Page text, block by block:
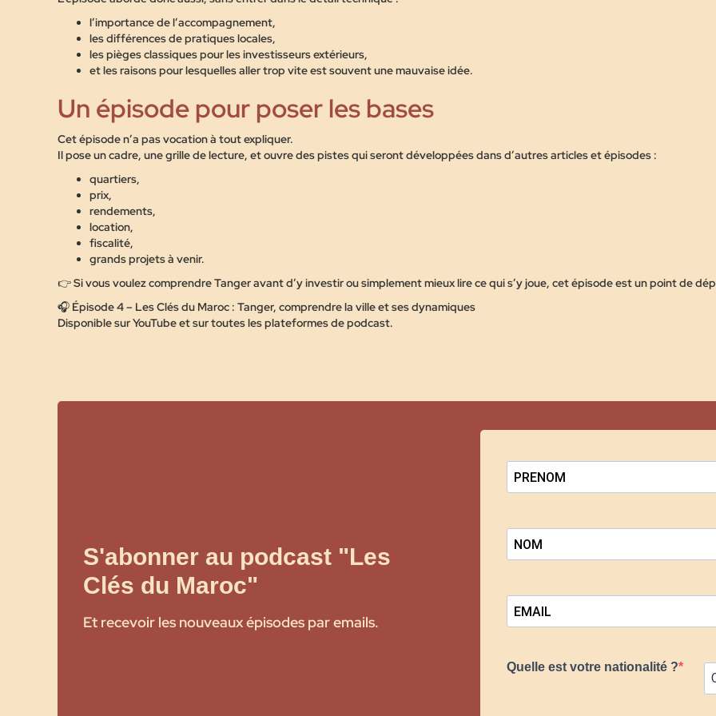
l’importance de l’accompagnement,
les différences de pratiques locales,
les pièges classiques pour les investisseurs extérieurs,
et les raisons pour lesquelles aller trop vite est souvent une mauvaise idée.
Un épisode pour poser les bases
Cet épisode n’a pas vocation à tout expliquer.
Il pose un cadre, une grille de lecture, et ouvre des pistes qui seront développées dans d’autres articles et épisodes :
quartiers,
prix,
rendements,
location,
fiscalité,
grands projets à venir.
👉Si vous voulez comprendre Tanger avant d’y investir ou simplement mieux lire ce qui s’y joue, cet épisode est un point de
🎧 Épisode 4 – Les Clés du Maroc : Tanger, comprendre la ville et ses dynamiques
Disponible sur YouTube et sur toutes les plateformes de podcast.
S'abonner au podcast "Les
Clés du Maroc"
Et recevoir les nouveaux épisodes par emails.
Quelle est votre nationalité ?